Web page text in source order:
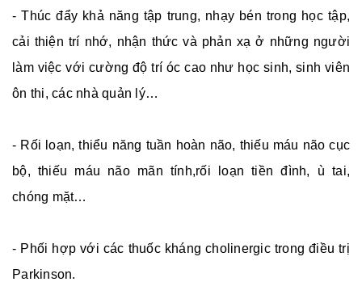
- Thúc đẩy khả năng tập trung, nhạy bén trong học tập,
cải thiện trí nhớ, nhận thức và phản xạ ở những người
làm việc với cường độ trí óc cao như học sinh, sinh viên
ôn thi, các nhà quản lý…
- Rối loạn, thiểu năng tuần hoàn não, thiếu máu não cục
bộ, thiếu máu não mãn tính,rối loạn tiền đình, ù tai,
chóng mặt…
- Phối hợp với các thuốc kháng cholinergic trong điều trị
Parkinson.